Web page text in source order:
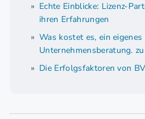
Echte Einblicke: Lizenz-
ihren Erfahrungen
Was kostet es, ein
Unternehmensberatung.
Die Erfolgsfaktoren von